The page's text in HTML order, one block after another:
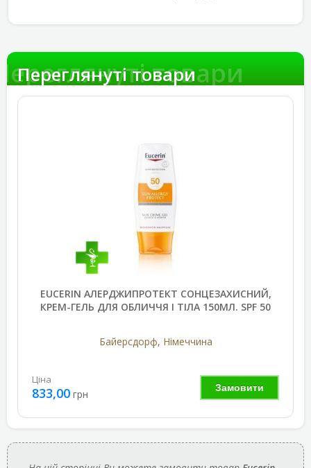
товари
Переглянуті товари
EUCERIN АЛЕРДЖИПРОТЕКТ СОНЦЕЗАХИСНИЙ,
КРЕМ-ГЕЛЬ ДЛЯ ОБЛИЧЧЯ І ТІЛА 150МЛ. SPF 50
Байерсдорф, Німеччина
Замовити
Ціна
833,00 грн